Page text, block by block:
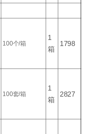
100个/箱
1
箱
1798
100套/箱
1
箱
2827